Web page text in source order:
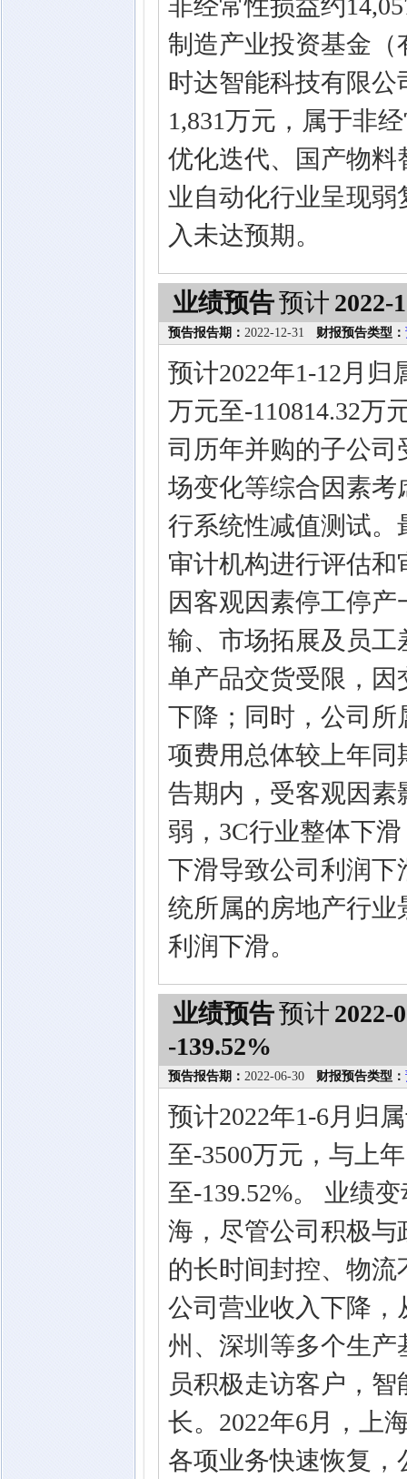
非经常性损益约
制造产业投资基金
时达智能科技有限公
1,831万元，属于非
优化迭代、国产物
业自动化行业呈现
入未达预期。
业绩预告预计 2022-
预告报告期： 2022-12-31 财报预告类型：
预计2022年1-12月归
万元至-110814.32万
司历年并购的子公
场变化等综合因素考
行系统性减值测试
审计机构进行评估
因客观因素停工停
输、市场拓展及员
单产品交货受限，
下降；同时，公司
项费用总体较上年同
告期内，受客观因
弱，3C行业整体下
下滑导致公司利润下
统所属的房地产行
利润下滑。
业绩预告预计 2022-
-139.52%
预告报告期： 2022-06-30 财报预告类型：
预计2022年1-6月归
至-3500万元，与上
至-139.52%。 业绩
海，尽管公司积极
的长时间封控、物
公司营业收入下降
州、深圳等多个生
员积极走访客户，
长。2022年6月，上
各项业务快速恢复